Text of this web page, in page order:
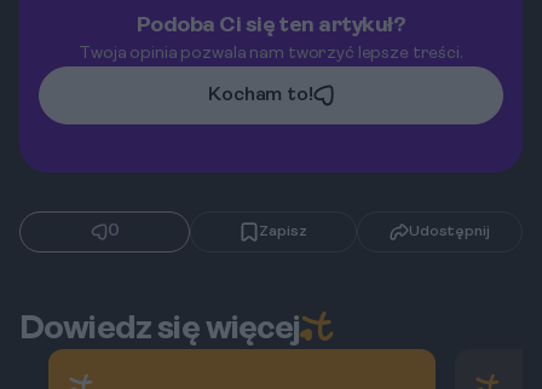
Podoba Ci się ten artykuł?
Twoja opinia pozwala nam tworzyć lepsze treści.
Kocham to!
0 Zapisz Udostępnij
Dowiedz się więcej